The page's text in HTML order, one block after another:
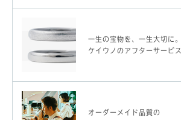
一生の宝物を、一生大切に。
ケイウノのアフターサービス
オーダーメイド品質の